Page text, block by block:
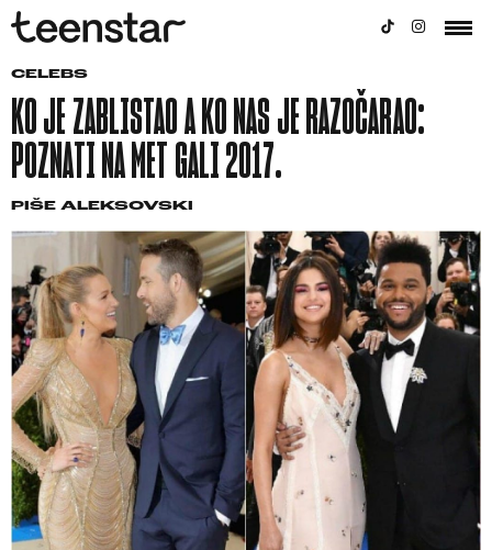
CELEBS
KO JE ZABLISTAO A KO NAS JE RAZOČARAO:
POZNATI NA MET GALI 2017.
PIŠE ALEKSOVSKI